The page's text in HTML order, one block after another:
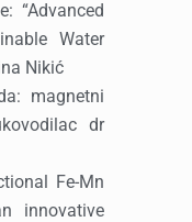
“Advanced
Water
Nikić
magnetni
dr
Fe-Mn
innovative